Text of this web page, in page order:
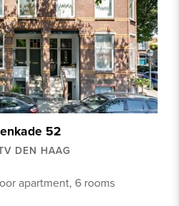
52
DEN HAAG
apartment, 6 rooms